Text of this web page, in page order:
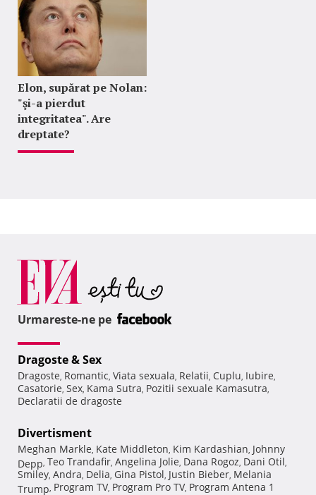
Elon, supărat pe Nolan:
"şi-a pierdut
integritatea". Are
dreptate?
Urmareste-ne pe
Dragoste & Sex
Dragoste, Romantic, Viata sexuala, Relatii, Cuplu, Iubire,
Casatorie, Sex, Kama Sutra, Pozitii sexuale Kamasutra,
Declaratii de dragoste
Divertisment
Meghan Markle, Kate Middleton, Kim Kardashian, Johnny
Depp, Teo Trandafir, Angelina Jolie, Dana Rogoz, Dani Otil,
Smiley, Andra, Delia, Gina Pistol, Justin Bieber, Melania
Trump, Program TV, Program Pro TV, Program Antena 1